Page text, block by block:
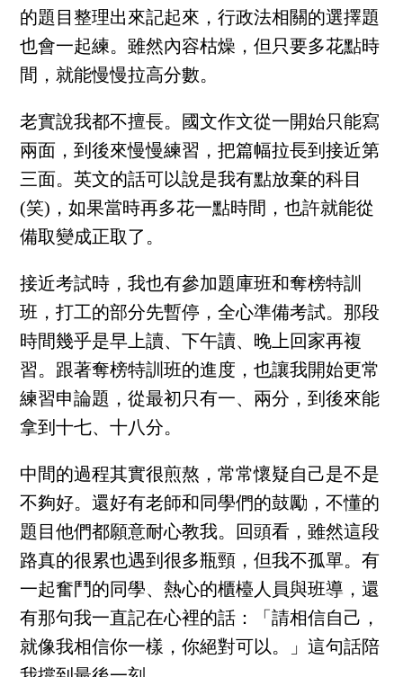
的題目整理出來記起來，行政法相關的選擇題
也會一起練。雖然內容枯燥，但只要多花點時
間，就能慢慢拉高分數。
老實說我都不擅長。國文作文從一開始只能寫
兩面，到後來慢慢練習，把篇幅拉長到接近第
三面。英文的話可以說是我有點放棄的科目
(笑)，如果當時再多花一點時間，也許就能從
備取變成正取了。
接近考試時，我也有參加題庫班和奪榜特訓
班，打工的部分先暫停，全心準備考試。那段
時間幾乎是早上讀、下午讀、晚上回家再複
習。跟著奪榜特訓班的進度，也讓我開始更常
練習申論題，從最初只有一、兩分，到後來能
拿到十七、十八分。
中間的過程其實很煎熬，常常懷疑自己是不是
不夠好。還好有老師和同學們的鼓勵，不懂的
題目他們都願意耐心教我。回頭看，雖然這段
路真的很累也遇到很多瓶頸，但我不孤單。有
一起奮鬥的同學、熱心的櫃檯人員與班導，還
有那句我一直記在心裡的話：「請相信自己，
就像我相信你一樣，你絕對可以。」這句話陪